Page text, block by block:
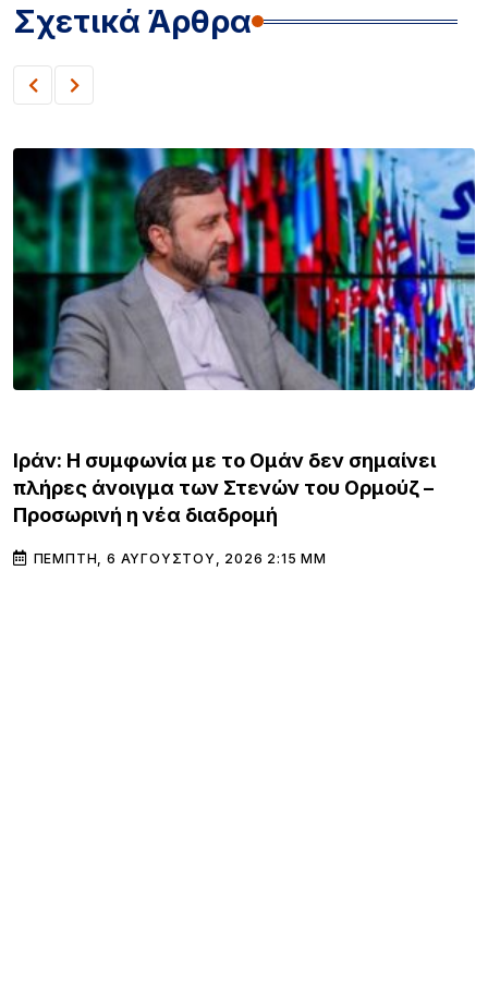
Σχετικά Άρθρα
Iράν: Η συμφωνία με το Ομάν δεν σημαίνει
πλήρες άνοιγμα των Στενών του Ορμούζ –
Προσωρινή η νέα διαδρομή
ΠΈΜΠΤΗ, 6 ΑΥΓΟΎΣΤΟΥ, 2026 2:15 ΜΜ